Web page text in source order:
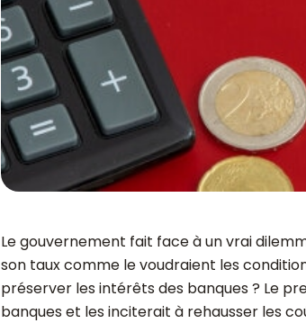
Le gouvernement fait face à un vrai
son taux comme le voudraient les
préserver les intérêts des banques ? Le
banques et les inciterait à rehausser les